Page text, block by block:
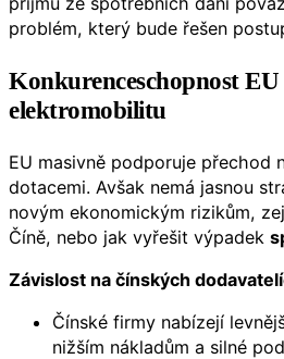
problém, který bude řešen
Konkurenceschopnost EU
elektromobilitu
EU masivně podporuje přechod
dotacemi. Avšak nemá jasnou
novým ekonomickým rizikům,
Číně, nebo jak vyřešit výpadek
Závislost na čínských
Čínské firmy nabízejí
nižším nákladům a silné